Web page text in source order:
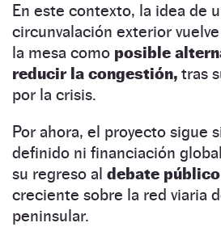
En este contexto, la idea de
circunvalación exterior
la mesa como posible
reducir la congestión, tras
por la crisis.
Por ahora, el proyecto sigue
definido ni financiación
su regreso al debate público
creciente sobre la red viaria
peninsular.